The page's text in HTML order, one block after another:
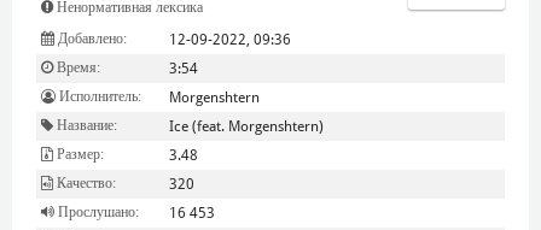
Ненормативная лексика
Добавлено: 12-09-2022, 09:36
Время: 3:54
Исполнитель: Morgenshtern
Название: Ice (feat. Morgenshtern)
Размер: 3.48
Качество: 320
Прослушано: 16 453